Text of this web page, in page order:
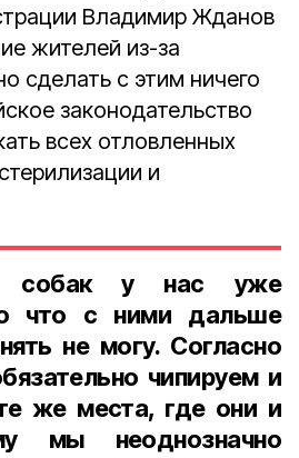
Владимир Жданов
жителей из-за
сделать с этим ничего
законодательство
всех отловленных
и
собак у нас уже
что с ними дальше
не могу. Согласно
чипируем и
же места, где они и
мы неоднозначно